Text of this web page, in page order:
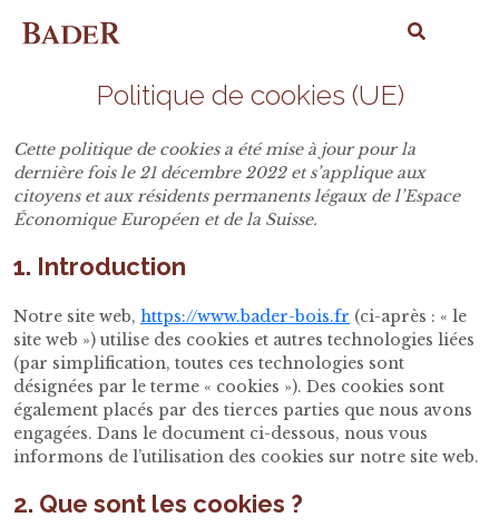
Politique de cookies (UE)
Cette politique de cookies a été mise à jour pour la
dernière fois le 21 décembre 2022 et s’applique aux
citoyens et aux résidents permanents légaux de l’Espace
Économique Européen et de la Suisse.
1. Introduction
Notre site web, https://www.bader-bois.fr (ci-après : « le
site web ») utilise des cookies et autres technologies liées
(par simplification, toutes ces technologies sont
désignées par le terme « cookies »). Des cookies sont
également placés par des tierces parties que nous avons
engagées. Dans le document ci-dessous, nous vous
informons de l’utilisation des cookies sur notre site web.
2. Que sont les cookies ?